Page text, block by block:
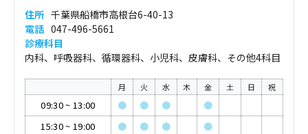
住所 千葉県船橋市高根台6-40-13
電話 047-496-5661
診療科目
内科、呼吸器科、循環器科、小児科、皮膚科、その他4科目
月 火 水 木 金 土 日 祝
09:30~ 13:00 ● ● ●
●
15:30~ 19:00 ● ● ●
●